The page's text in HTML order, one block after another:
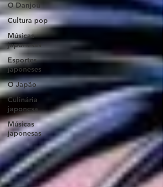
O Danjou
Cultura pop
Músicas
japonesas
Esportes
japoneses
O Japão
Culinária
japonesa
Músicas
japonesas